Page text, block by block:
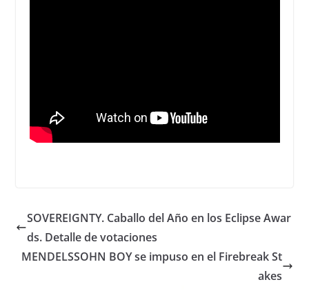
SOVEREIGNTY. Caballo del Año en los Eclipse Awar
ds. Detalle de votaciones
MENDELSSOHN BOY se impuso en el Firebreak St
akes